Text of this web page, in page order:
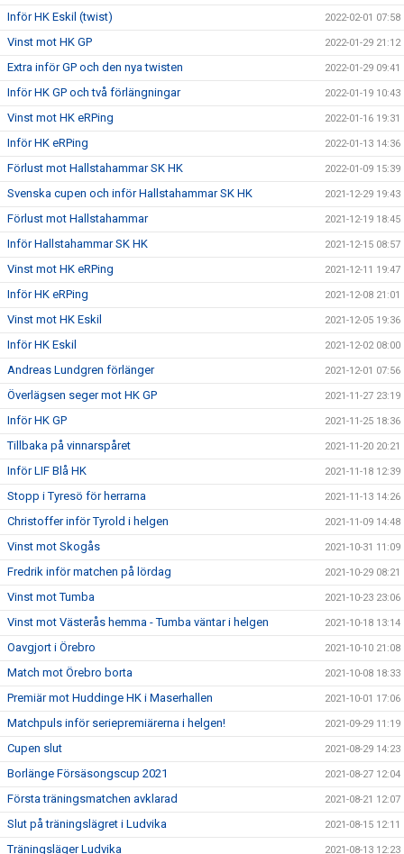
Inför HK Eskil (twist) 2022-02-01 07:58
Vinst mot HK GP 2022-01-29 21:12
Extra inför GP och den nya twisten 2022-01-29 09:41
Inför HK GP och två förlängningar 2022-01-19 10:43
Vinst mot HK eRPing 2022-01-16 19:31
Inför HK eRPing 2022-01-13 14:36
Förlust mot Hallstahammar SK HK 2022-01-09 15:39
Svenska cupen och inför Hallstahammar SK HK 2021-12-29 19:43
Förlust mot Hallstahammar 2021-12-19 18:45
Inför Hallstahammar SK HK 2021-12-15 08:57
Vinst mot HK eRPing 2021-12-11 19:47
Inför HK eRPing 2021-12-08 21:01
Vinst mot HK Eskil 2021-12-05 19:36
Inför HK Eskil 2021-12-02 08:00
Andreas Lundgren förlänger 2021-12-01 07:56
Överlägsen seger mot HK GP 2021-11-27 23:19
Inför HK GP 2021-11-25 18:36
Tillbaka på vinnarspåret 2021-11-20 20:21
Inför LIF Blå HK 2021-11-18 12:39
Stopp i Tyresö för herrarna 2021-11-13 14:26
Christoffer inför Tyrold i helgen 2021-11-09 14:48
Vinst mot Skogås 2021-10-31 11:09
Fredrik inför matchen på lördag 2021-10-29 08:21
Vinst mot Tumba 2021-10-23 23:06
Vinst mot Västerås hemma - Tumba väntar i helgen 2021-10-18 13:14
Oavgjort i Örebro 2021-10-10 21:08
Match mot Örebro borta 2021-10-08 18:33
Premiär mot Huddinge HK i Maserhallen 2021-10-01 17:06
Matchpuls inför seriepremiärerna i helgen! 2021-09-29 11:19
Cupen slut 2021-08-29 14:23
Borlänge Försäsongscup 2021 2021-08-27 12:04
Första träningsmatchen avklarad 2021-08-21 12:07
Slut på träningslägret i Ludvika 2021-08-15 12:11
Träningsläger Ludvika 2021-08-13 12:23